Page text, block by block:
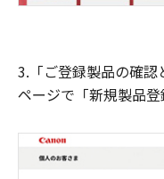
3.「ご登録製品の確認
ページで「新規製品